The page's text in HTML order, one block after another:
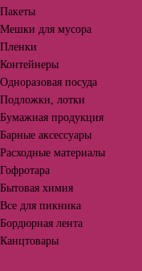
Пакеты
Мешки для мусора
Пленки
Контейнеры
Одноразовая посуда
Подложки, лотки
Бумажная продукция
Барные аксессуары
Расходные материалы
Гофротара
Бытовая химия
Все для пикника
Бордюрная лента
Канцтовары